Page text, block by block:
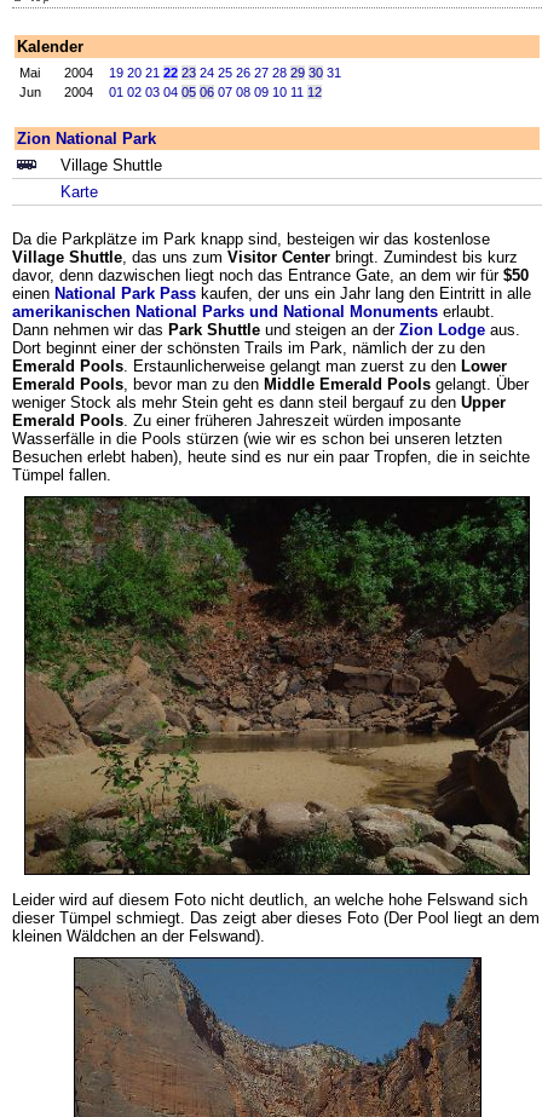
Kalender
Mai 2004 19 20 21 22 23 24 25 26 27 28 29 30 31
Jun
2004 01 02 03 04 05 06 07 08 09 10 11 12
Zion National Park
Village Shuttle
Karte
Da die Parkplätze im Park knapp sind, besteigen wir das kostenlose
Village Shuttle, das uns zum Visitor Center bringt. Zumindest bis kurz
davor, denn dazwischen liegt noch das Entrance Gate, an dem wir für $50
einen National Park Pass kaufen, der uns ein Jahr lang den Eintritt in alle
amerikanischen National Parks und National Monuments erlaubt.
Dann nehmen wir das Park Shuttle und steigen an der Zion Lodge aus.
Dort beginnt einer der schönsten Trails im Park, nämlich der zu den
Emerald Pools. Erstaunlicherweise gelangt man zuerst zu den Lower
Emerald Pools, bevor man zu den Middle Emerald Pools gelangt. Über
weniger Stock als mehr Stein geht es dann steil bergauf zu den Upper
Emerald Pools. Zu einer früheren Jahreszeit würden imposante
Wasserfälle in die Pools stürzen (wie wir es schon bei unseren letzten
Besuchen erlebt haben), heute sind es nur ein paar Tropfen, die in seichte
Tümpel fallen.
Leider wird auf diesem Foto nicht deutlich, an welche hohe Felswand sich
dieser Tümpel schmiegt. Das zeigt aber dieses Foto (Der Pool liegt an dem
kleinen Wäldchen an der Felswand).